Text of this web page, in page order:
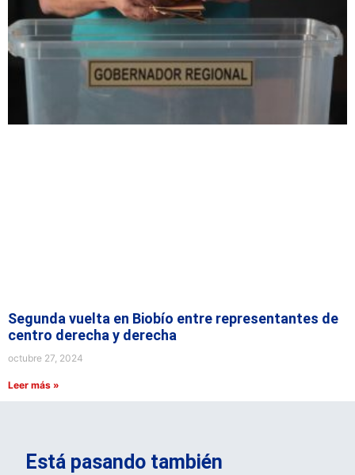
Segunda vuelta en Biobío entre representantes de
centro derecha y derecha
octubre 27, 2024
Leer más »
Está pasando también